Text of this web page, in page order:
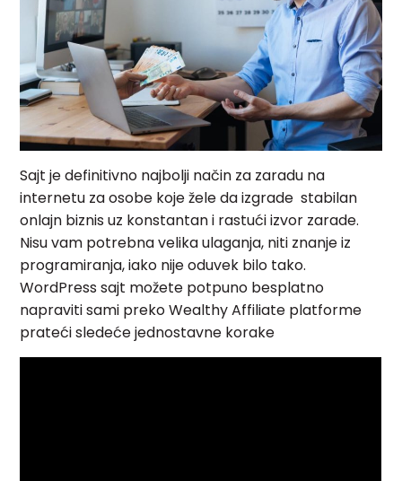
Sajt je definitivno najbolji način za zaradu na
internetu za osobe koje žele da izgrade stabilan
onlajn biznis uz konstantan i rastući izvor zarade.
Nisu vam potrebna velika ulaganja, niti znanje iz
programiranja, iako nije oduvek bilo tako.
WordPress sajt možete potpuno besplatno
napraviti sami prekoWealthy Affiliate platforme
prateći sledeće jednostavne korake